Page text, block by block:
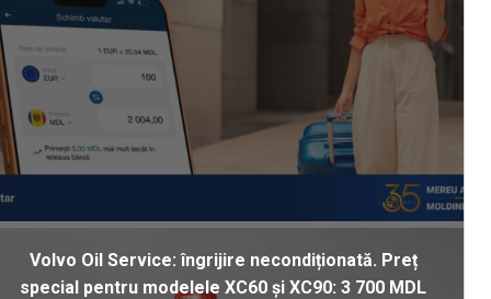
Volvo Oil Service: îngrijire necondiționată. Preț
special pentru modelele XC60 și XC90: 3 700 MDL